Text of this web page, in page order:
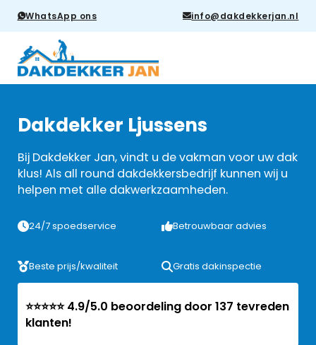
WhatsApp ons info@dakdekkerjan.nl
Dakdekker Ljussens
Bij Dakdekker Jan, vindt u de vakman voor uw dak
klus! Als all round dakdekkersbedrijf kunnen wij u
helpen met alle dakwerkzaamheden.
24/7 spoedservice Betrouwbaar advies
Beste prijs/kwaliteit Gratis dakinspectie
⭐⭐⭐⭐⭐ 4.9/5.0 beoordeling door 137 tevreden
klanten!